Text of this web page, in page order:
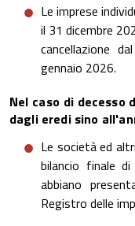
Le imprese
il 31 dicembre
cancellazione
gennaio 2026.
Nel caso di
dagli eredi sino
Le società ed
bilancio finale
abbiano
Registro delle